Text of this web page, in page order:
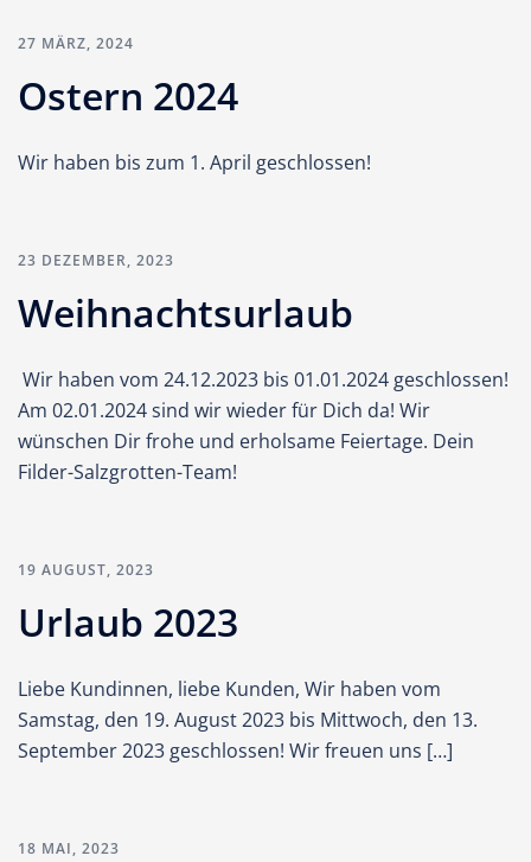
27 MÄRZ, 2024
Ostern 2024
Wir haben bis zum 1. April geschlossen!
23 DEZEMBER, 2023
Weihnachtsurlaub
Wir haben vom 24.12.2023 bis 01.01.2024 geschlossen!
Am 02.01.2024 sind wir wieder für Dich da! Wir
wünschen Dir frohe und erholsame Feiertage. Dein
Filder-Salzgrotten-Team!
19 AUGUST, 2023
Urlaub 2023
Liebe Kundinnen, liebe Kunden, Wir haben vom
Samstag, den 19. August 2023 bis Mittwoch, den 13.
September 2023 geschlossen! Wir freuen uns […]
18 MAI, 2023